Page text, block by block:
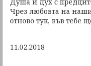
Чрез любовта на
отново тук, във тебе
11.02.2018